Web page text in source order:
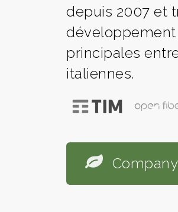
depuis 2007 et
développement
principales
italiennes.